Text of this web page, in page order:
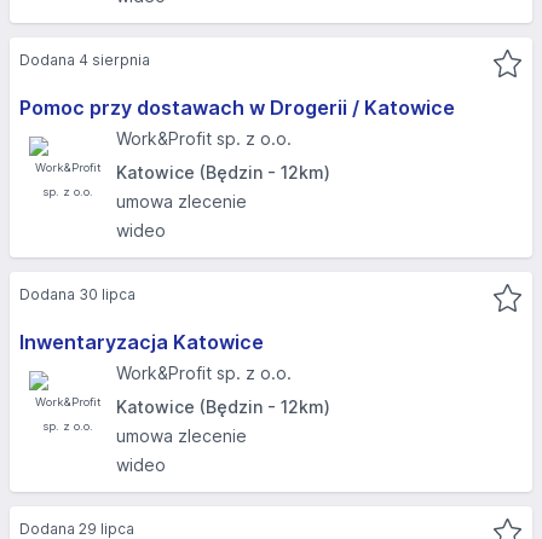
Pomoc przy dostawach w Drogerii / Katowice
Work&Profit sp. z o.o.
Katowice (Będzin - 12km)
umowa zlecenie
wideo
Dodana 4 sierpnia
Inwentaryzacja Katowice
Work&Profit sp. z o.o.
Katowice (Będzin - 12km)
umowa zlecenie
wideo
Dodana 30 lipca
Dodana 29 lipca